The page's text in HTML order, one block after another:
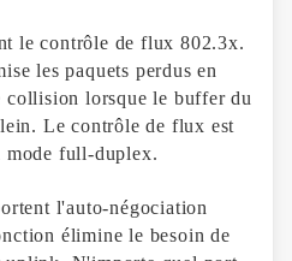
le contrôle de flux 802.3x.
les paquets perdus en
collision lorsque le buffer du
Le contrôle de flux est
mode full-duplex.
l'auto-négociation
élimine le besoin de